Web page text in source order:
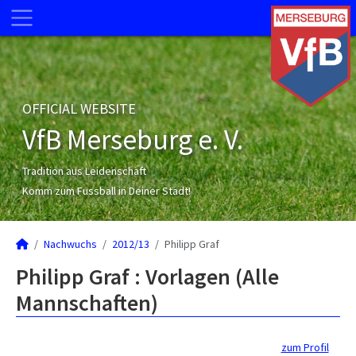
OFFICIAL WEBSITE
VfB Merseburg e. V.
Tradition aus Leidenschaft
Komm zum Fussball in Deiner Stadt!
Nachwuchs 2012/13 Philipp Graf
Philipp Graf : Vorlagen (Alle
Mannschaften)
zum Profil